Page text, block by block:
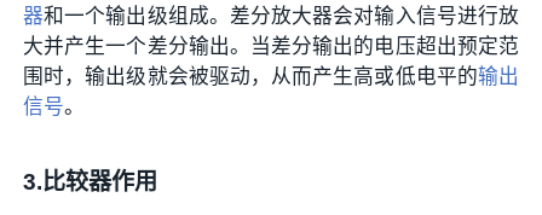
器和一个输出级组成。差分放大器会对输入信号进行放
大并产生一个差分输出。当差分输出的电压超出预定范
围时，输出级就会被驱动，从而产生高或低电平的输出
信号。
3.比较器作用